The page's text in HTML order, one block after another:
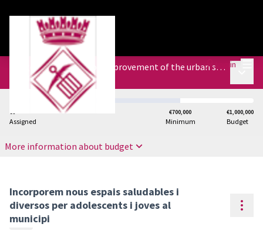
Log in
Budgets of the Plan of Improvement of the urban space of different districts
Budgets
€0
Assigned
€700,000
Minimum
€1,000,000
Budget
More information about budget
Incorporem nous espais saludables i
diversos per adolescents i joves al
municipi